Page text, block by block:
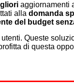
aggiornamenti
alla domanda
del budget
Queste
di questa